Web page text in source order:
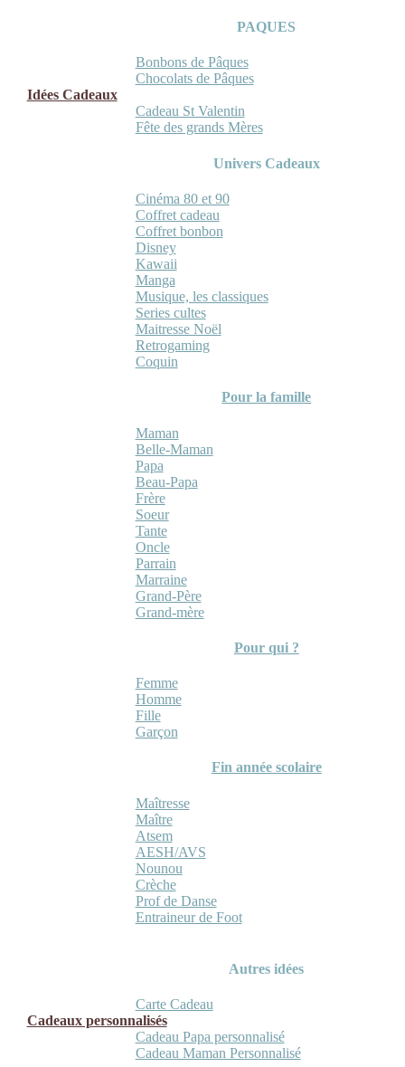
PAQUES
Bonbons de Pâques
Chocolats de Pâques
Idées Cadeaux
Cadeau St Valentin
Fête des grands Mères
Univers Cadeaux
Cinéma 80 et 90
Coffret cadeau
Coffret bonbon
Disney
Kawaii
Manga
Musique, les classiques
Series cultes
Maitresse Noël
Retrogaming
Coquin
Pour la famille
Maman
Belle-Maman
Papa
Beau-Papa
Frère
Soeur
Tante
Oncle
Parrain
Marraine
Grand-Père
Grand-mère
Pour qui ?
Femme
Homme
Fille
Garçon
Fin année scolaire
Maîtresse
Maître
Atsem
AESH/AVS
Nounou
Crèche
Prof de Danse
Entraineur de Foot
Autres idées
Carte Cadeau
Cadeaux personnalisés
Cadeau Papa personnalisé
Cadeau Maman Personnalisé